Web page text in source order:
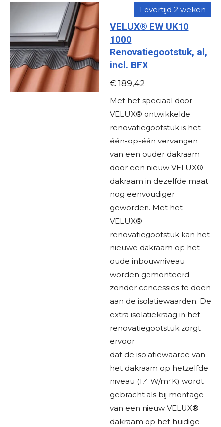
Levertijd 2 weken
VELUX® EW UK10
1000
Renovatiegootstuk, al,
incl. BFX
€ 189,42
Met het speciaal door
VELUX® ontwikkelde
renovatiegootstuk is het
één-op-één vervangen
van een ouder dakraam
door een nieuw VELUX®
dakraam in dezelfde maat
nog eenvoudiger
geworden. Met het
VELUX®
renovatiegootstuk kan het
nieuwe dakraam op het
oude inbouwniveau
worden gemonteerd
zonder concessies te doen
aan de isolatiewaarden. De
extra isolatiekraag in het
renovatiegootstuk zorgt
ervoor
dat de isolatiewaarde van
het dakraam op hetzelfde
niveau (1,4 W/m²K) wordt
gebracht als bij montage
van een nieuw VELUX®
dakraam op het huidige